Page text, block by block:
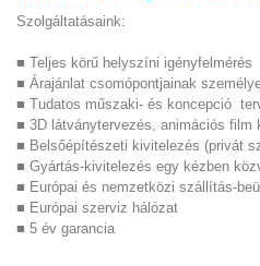
Szolgáltatásaink:
■ Teljes körű helyszíni igényfelmérés
■ Árajánlat csomópontjainak
■ Tudatos műszaki- és koncepció
■ 3D látványtervezés, animációs film
■ Belsőépítészeti kivitelezés (privát
■ Gyártás-kivitelezés egy kézben
■ Európai és nemzetközi szállítás-
■ Európai szerviz hálózat
■ 5 év garancia